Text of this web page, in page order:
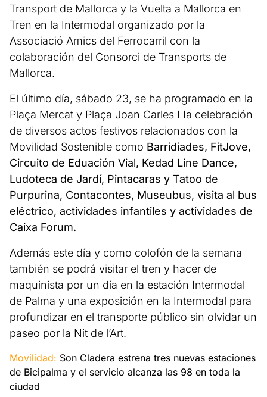
Transport de Mallorca y la Vuelta a Mallorca en
Tren en la Intermodal organizado por la
Associació Amics del Ferrocarril con la
colaboración del Consorci de Transports de
Mallorca.
El último día, sábado 23, se ha programado en la
Plaça Mercat y Plaça Joan Carles I Ia celebración
de diversos actos festivos relacionados con la
Movilidad Sostenible como Barridiades, FitJove,
Circuito de Eduación Vial, Kedad Line Dance,
Ludoteca de Jardí, Pintacaras y Tatoo de
Purpurina, Contacontes, Museubus, visita al bus
eléctrico, actividades infantiles y actividades de
Caixa Forum.
Además este día y como colofón de la semana
también se podrá visitar el tren y hacer de
maquinista por un día en la estación Intermodal
de Palma y una exposición en la Intermodal para
profundizar en el transporte público sin olvidar un
paseo por la Nit de l’Art.
Movilidad: Son Cladera estrena tres nuevas estaciones
de Bicipalma y el servicio alcanza las 98 en toda la
ciudad